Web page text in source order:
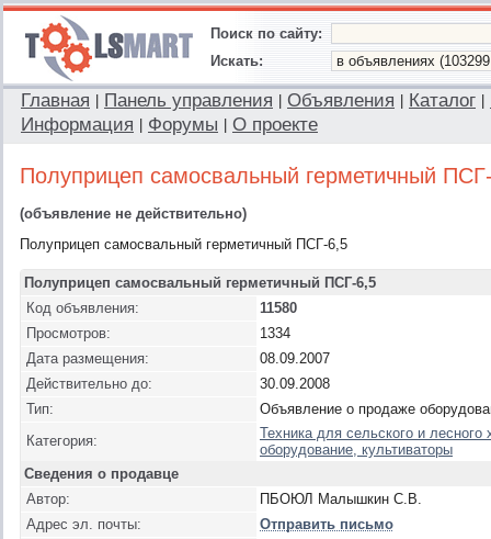
Поиск по сайту:
Искать:
Главная Панель управления Объявления Каталог
Информация
Форумы О проекте
Полуприцеп самосвальный герметичный
(объявление не действительно)
Полуприцеп самосвальный герметичный ПСГ-6,5
Полуприцеп самосвальный герметичный ПСГ-6,5
Код объявления:
11580
Просмотров:
1334
Дата размещения:
08.09.2007
Действительно до:
30.09.2008
Тип:
Объявление о продаже
Категория:
Техника для сельского и
оборудование, культиваторы
Сведения о продавце
Автор:
ПБОЮЛ Малышкин С.В.
Адрес эл. почты:
Отправить письмо